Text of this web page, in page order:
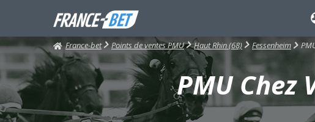
France-bet Points de ventes PMU Haut Rhin (68) Fessenheim
PMU Chez